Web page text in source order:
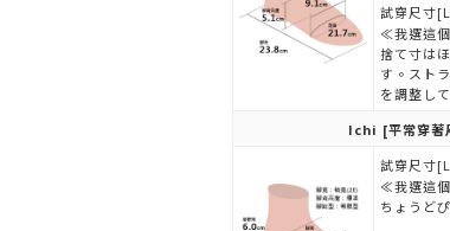
試穿尺寸
≪我選這
捨て寸は
す。スト
を調整し
Ichi [平常穿
試穿尺寸
≪我選這
ちょうど